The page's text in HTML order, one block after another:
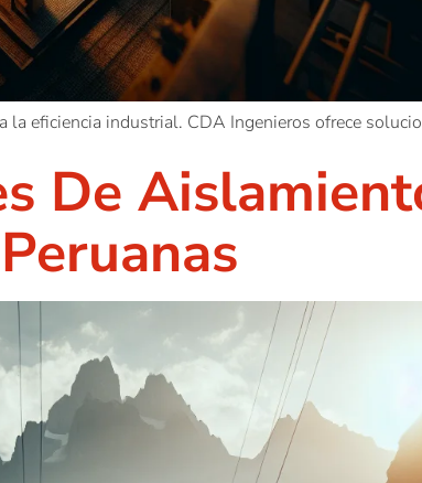
la eficiencia industrial. CDA Ingenieros ofrece
De